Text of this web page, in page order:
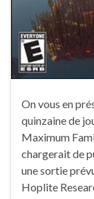
On vous en
quinzaine de
Maximum
chargerait de
une sortie
Hoplite